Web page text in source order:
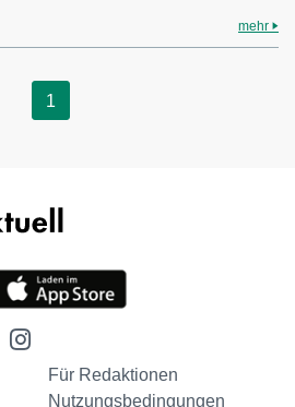
mehr
1
Für Redaktionen
Nutzungsbedingungen